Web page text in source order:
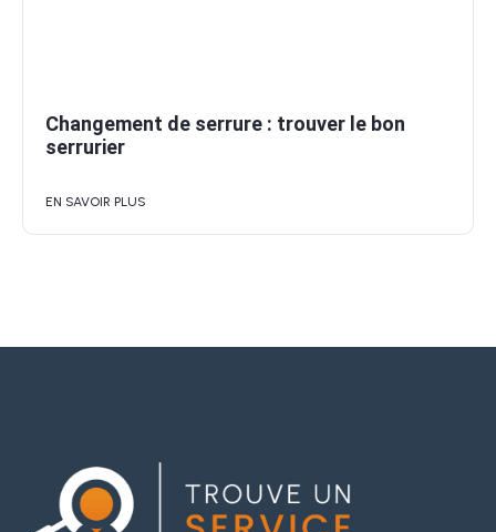
Changement de serrure : trouver le bon
serrurier
EN SAVOIR PLUS